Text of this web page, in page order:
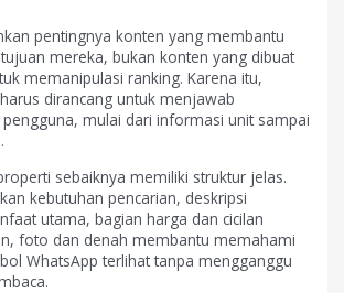
pentingnya konten yang membantu
mereka, bukan konten yang dibuat
memanipulasi ranking. Karena itu,
dirancang untuk menjawab
mulai dari informasi unit sampai
sebaiknya memiliki struktur jelas.
kebutuhan pencarian, deskripsi
utama, bagian harga dan cicilan
foto dan denah membantu memahami
WhatsApp terlihat tanpa mengganggu